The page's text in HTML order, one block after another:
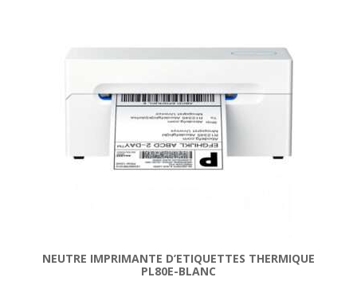
NEUTRE IMPRIMANTE D’ETIQUETTES THERMIQUE
PL80E-BLANC